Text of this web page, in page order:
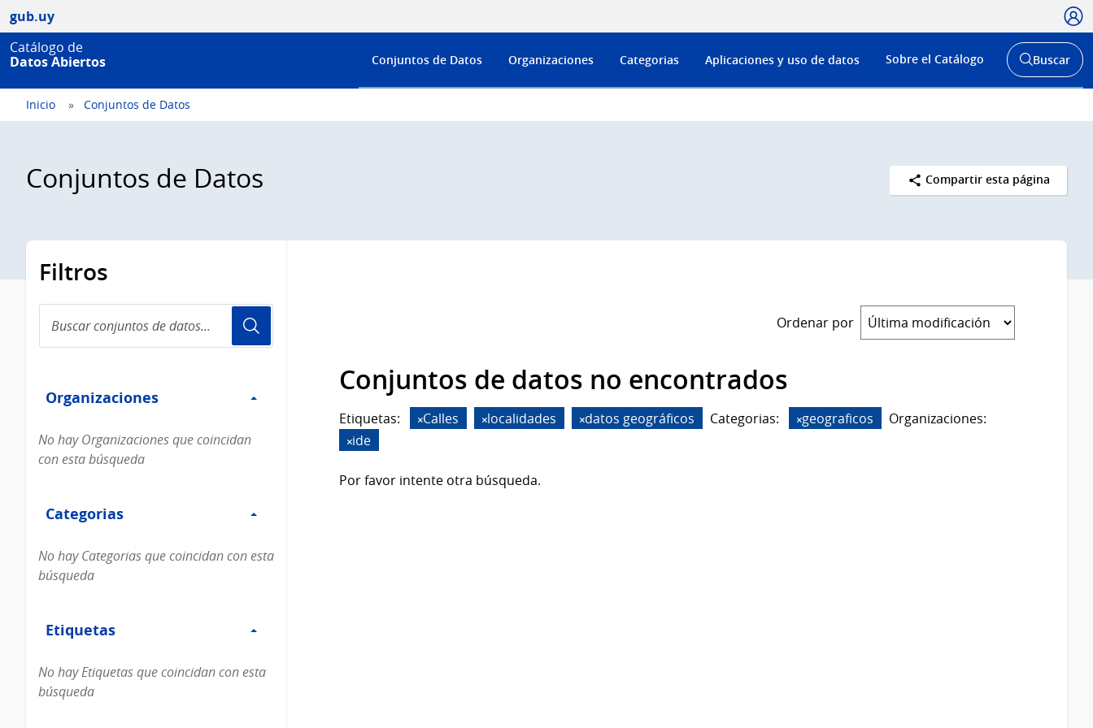
gub.uy
Catálogo de
Datos Abiertos
Menú
de
Conjuntos de Datos Organizaciones Categorias Aplicaciones y uso de datos Sobre el Catálogo
Abrir
buscador
Buscar
Inicio Conjuntos de Datos
Conjuntos de Datos Compartir esta página
Filtros
conjuntos
de
Organizaciones
Organizaciones
No hay Organizaciones que coincidan
con esta búsqueda
Categorias
Categorias
No hay Categorias que coincidan con esta
búsqueda
Etiquetas
Etiquetas
No hay Etiquetas que coincidan con esta
búsqueda
Ordenar por
Conjuntos de datos no encontrados
Etiquetas: Calles localidades datos geográficos Categorias: geograficos
Organizaciones:
ide
Por favor intente otra búsqueda.